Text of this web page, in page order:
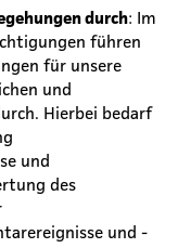
durch: Im
führen
für unsere
und
Hierbei bedarf
und
des
und -